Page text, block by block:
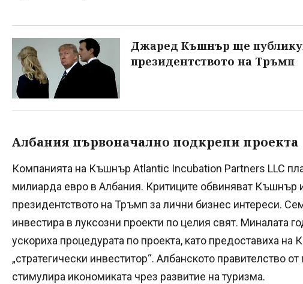
Джаред Къшнър ще
президентството на Тръмп
Албания първоначално подкрепи проекта
Компанията на Къшнър Atlantic Incubation Partners LLC
милиарда евро в Албания. Критиците обвиняват Къшнър
президентството на Тръмп за лични бизнес интереси.
инвестира в луксозни проекти по целия свят. Миналата
ускориха процедурата по проекта, като предоставиха на
„стратегически инвеститор“. Албанското правителство
стимулира икономиката чрез развитие на туризма.